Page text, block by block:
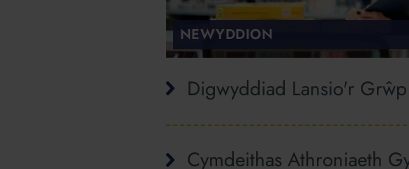
NEWYDDION
Digwyddiad Lansio'r
Cymdeithas Athroniaeth